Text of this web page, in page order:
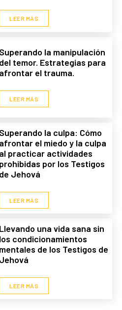
LEER MÁS
Superando la manipulación
del temor. Estrategias para
afrontar el trauma.
LEER MÁS
Superando la culpa: Cómo
afrontar el miedo y la culpa
al practicar actividades
prohibidas por los Testigos
de Jehová
LEER MÁS
Llevando una vida sana sin
los condicionamientos
mentales de los Testigos de
Jehová
LEER MÁS